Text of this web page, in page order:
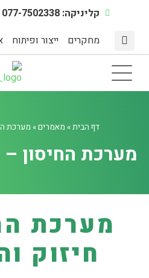
קליניקה: 077-7502338
מחקרים
ייצור ופיתוח
דף הבית» מאמרים» מערכת
מערכת החיסון –
מערכת
חיזוק